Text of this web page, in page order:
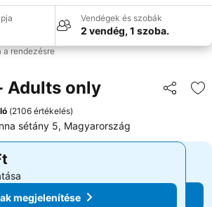
Vendégek és szobák
2 vendég, 1 szoba.
a rendezésre
Adults only
(2106 értékelés)
sétány 5, Magyarország
Árak megjelenítése
megjelenítése